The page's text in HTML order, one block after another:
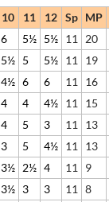
10 11 12 Sp MP
6 5½ 5½ 11 20
5½ 5 5½ 11 19
4½ 6 6 11 16
4 4 4½ 11 15
4 5 3 11 13
3 5 4½ 11 13
3½ 2½ 4 11 9
3½ 3 3 11 8